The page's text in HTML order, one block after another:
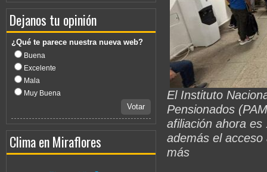
Dejanos tu opinión
¿Qué te parece nuestra nueva web?
Buena
Excelente
Mala
Muy Buena
Votar
Clima en Miraflores
El Instituto
Pensionados
afiliación ahora
además el
más